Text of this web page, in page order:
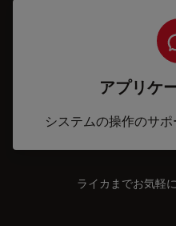
アプリケ
システムの操作のサ
ライカまでお気軽